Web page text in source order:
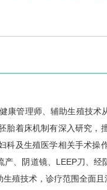
康管理师、辅助生殖技术
着床机制有深入研究，
科及生殖医学相关手术操
、阴道镜、LEEP刀、
殖技术，诊疗范围全面且